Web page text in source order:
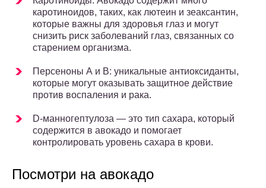
каротиноидов, таких, как лютеин и зеаксантин,
которые важны для здоровья глаз и могут
снизить риск заболеваний глаз, связанных со
старением организма.
Персеноны А и В: уникальные антиоксиданты,
которые могут оказывать защитное действие
против воспаления и рака.
D-манногептулоза — это тип сахара, который
содержится в авокадо и помогает
контролировать уровень сахара в крови.
Посмотри на авокадо